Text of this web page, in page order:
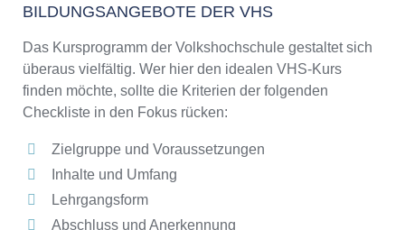
BILDUNGSANGEBOTE DER VHS
Das Kursprogramm der Volkshochschule gestaltet sich
überaus vielfältig. Wer hier den idealen VHS-Kurs
finden möchte, sollte die Kriterien der folgenden
Checkliste in den Fokus rücken:
Zielgruppe und Voraussetzungen
Inhalte und Umfang
Lehrgangsform
Abschluss und Anerkennung